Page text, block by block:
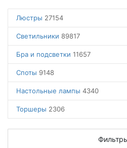
Люстры 27154
Светильники 89817
Бра и подсветки 11657
Споты 9148
Настольные лампы 4340
Торшеры 2306